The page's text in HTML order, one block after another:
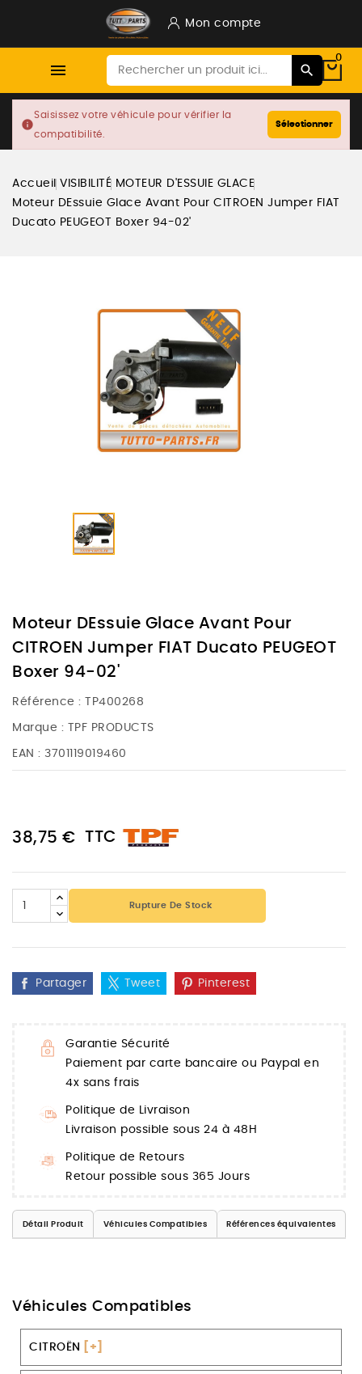
Mon compte

0
info
Saisissez votre véhicule pour vérifier la
compatibilité.
Sélectionner
Accueil VISIBILITÉ MOTEUR D'ESSUIE GLACE
Moteur DEssuie Glace Avant Pour CITROEN Jumper FIAT
Ducato PEUGEOT Boxer 94-02'
Moteur DEssuie Glace Avant Pour
CITROEN Jumper FIAT Ducato PEUGEOT
Boxer 94-02'
Référence : TP400268
Marque : TPF PRODUCTS
EAN : 3701119019460
38,75 € TTC
Rupture De Stock
Partager Tweet Pinterest
Garantie Sécurité
Paiement par carte bancaire ou Paypal en
4x sans frais
Politique de Livraison
Livraison possible sous 24 à 48H
Politique de Retours
Retour possible sous 365 Jours
Détail Produit Véhicules Compatibles Références équivalentes
Véhicules Compatibles
CITROËN [+]